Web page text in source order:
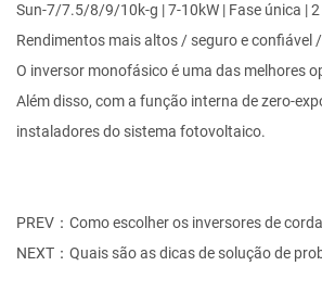
Sun-7/7.5/8/9/10k-g | 7-10kW | Fase única | 2
Rendimentos mais altos / seguro e confiável
O inversor monofásico é uma das melhores
Além disso, com a função interna de zero-
instaladores do sistema fotovoltaico.
PREV：Como escolher os inversores de
NEXT：Quais são as dicas de solução de